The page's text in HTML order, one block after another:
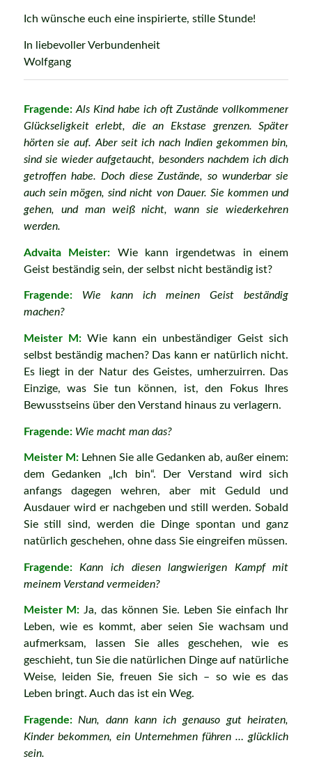
Ich wünsche euch eine inspirierte, stille Stunde!
In liebevoller Verbundenheit
Wolfgang
Fragende: Als Kind habe ich oft Zustände vollkommener
Glückseligkeit erlebt, die an Ekstase grenzen. Später
hörten sie auf. Aber seit ich nach Indien gekommen bin,
sind sie wieder aufgetaucht, besonders nachdem ich dich
getroffen habe. Doch diese Zustände, so wunderbar sie
auch sein mögen, sind nicht von Dauer. Sie kommen und
gehen, und man weiß nicht, wann sie wiederkehren
werden.
Advaita Meister: Wie kann irgendetwas in einem
Geist beständig sein, der selbst nicht beständig ist?
Fragende:
Wie kann ich meinen Geist beständig
machen?
Meister M:Wie kann ein unbeständiger Geist sich
selbst beständig machen? Das kann er natürlich nicht.
Es liegt in der Natur des Geistes, umherzuirren. Das
Einzige, was Sie tun können, ist, den Fokus Ihres
Bewusstseins über den Verstand hinaus zu verlagern.
Fragende: Wie macht man das?
Meister M:Lehnen Sie alle Gedanken ab, außer einem:
dem Gedanken „Ich bin“. Der Verstand wird sich
anfangs dagegen wehren, aber mit Geduld und
Ausdauer wird er nachgeben und still werden. Sobald
Sie still sind, werden die Dinge spontan und ganz
natürlich geschehen, ohne dass Sie eingreifen müssen.
Fragende:
Kann ich diesen langwierigen Kampf mit
meinem Verstand vermeiden?
Meister M: Ja, das können Sie. Leben Sie einfach Ihr
Leben, wie es kommt, aber seien Sie wachsam und
aufmerksam, lassen Sie alles geschehen, wie es
geschieht, tun Sie die natürlichen Dinge auf natürliche
Weise, leiden Sie, freuen Sie sich – so wie es das
Leben bringt. Auch das ist ein Weg.
Fragende: Nun, dann kann ich genauso gut heiraten,
Kinder bekommen, ein Unternehmen führen … glücklich
sein.